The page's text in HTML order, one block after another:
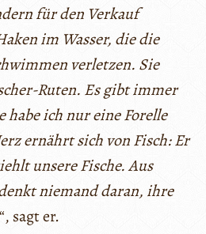
für den Verkauf
im Wasser, die die
verletzen. Sie
Ruten. Es gibt immer
habe ich nur eine Forelle
ernährt sich von Fisch: Er
unsere Fische. Aus
niemand daran, ihre
“, sagt er.